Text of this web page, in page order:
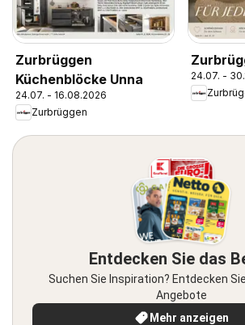
Zurbrüggen
Küchenblöcke Unna
24.07. - 16.08.2026
Zurbrüggen
24.07. -
Entdecken Sie das
Suchen Sie Inspiration? Entdecken
Angebote
Mehr anzeigen